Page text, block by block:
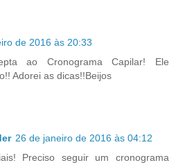
de 2016 às 20:33
ao Cronograma Capilar! Ele
Adorei as dicas!!Beijos
26 de janeiro de 2016 às 04:12
Preciso seguir um cronograma